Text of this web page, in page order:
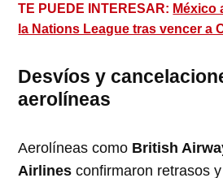
TE PUEDE INTERESAR: México
la Nations League tras vencer a
Desvíos y
aerolíneas
Aerolíneas como British
Airlines confirmaron retrasos